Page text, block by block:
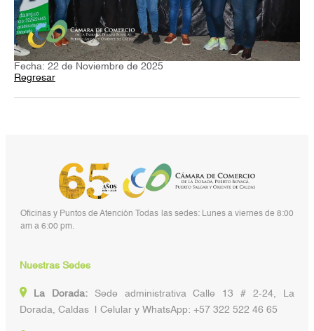
Fecha: 22 de Noviembre de 2025
Regresar
Oficinas y Puntos de Atención Todas las sedes: Lunes a viernes de 8:00
am a 6:00 pm.
Nuestras Sedes
La Dorada:Sede administrativa Calle 13 # 2-24, La
Dorada, Caldas | Celular y WhatsApp: +57 322 522 46 65